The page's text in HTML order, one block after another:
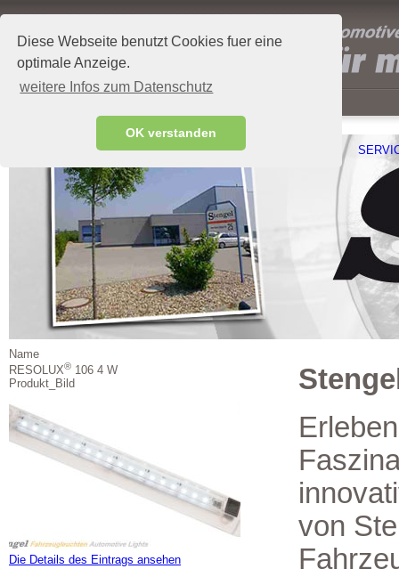
Diese Webseite benutzt Cookies fuer eine
optimale Anzeige.
weitere Infos zum Datenschutz
OK verstanden
STENGEL GMBH AKTUELLES
Name
RESOLUX® 106 4 W
Produkt_Bild
Die Details des Eintrags ansehen
von